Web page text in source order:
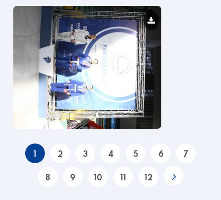
1 2 3 4 5 6 7
8 9 10 11 12